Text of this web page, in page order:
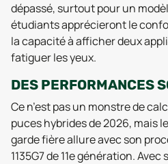
dépassé, surtout pour un
étudiants apprécieront le
la capacité à afficher deux
fatiguer les yeux.
DES PERFORMANCES
Ce n’est pas un monstre de
puces hybrides de 2026, mais
garde fière allure avec son
1135G7 de 11e génération.